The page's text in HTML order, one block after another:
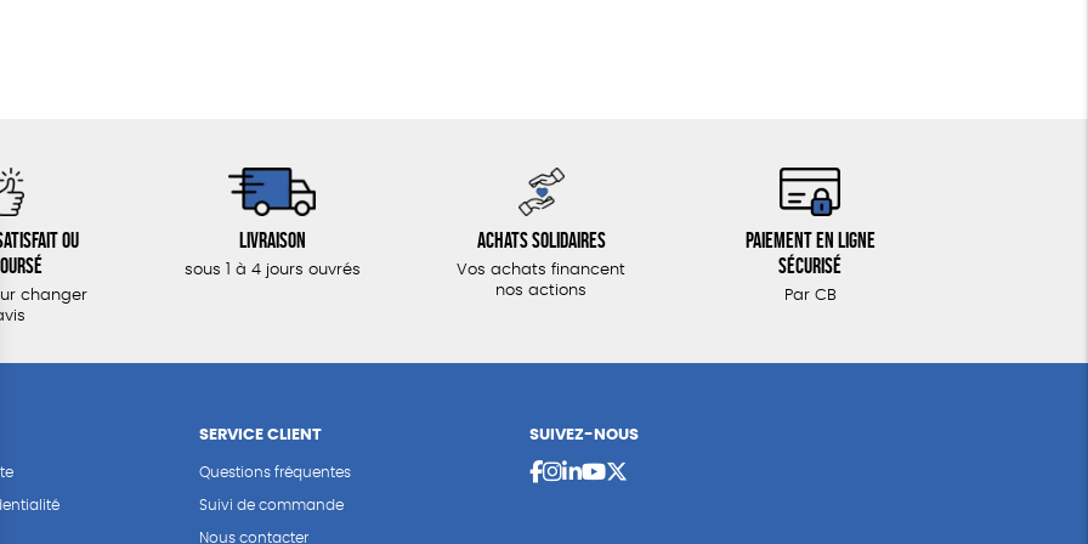
ou
changer
Livraison
sous 1 à 4 jours ouvrés
Achats solidaires
Vos achats financent
nos actions
Paiement en ligne
sécurisé
Par CB
SERVICE CLIENT
Questions fréquentes
Suivi de commande
Nous contacter
SUIVEZ-NOUS